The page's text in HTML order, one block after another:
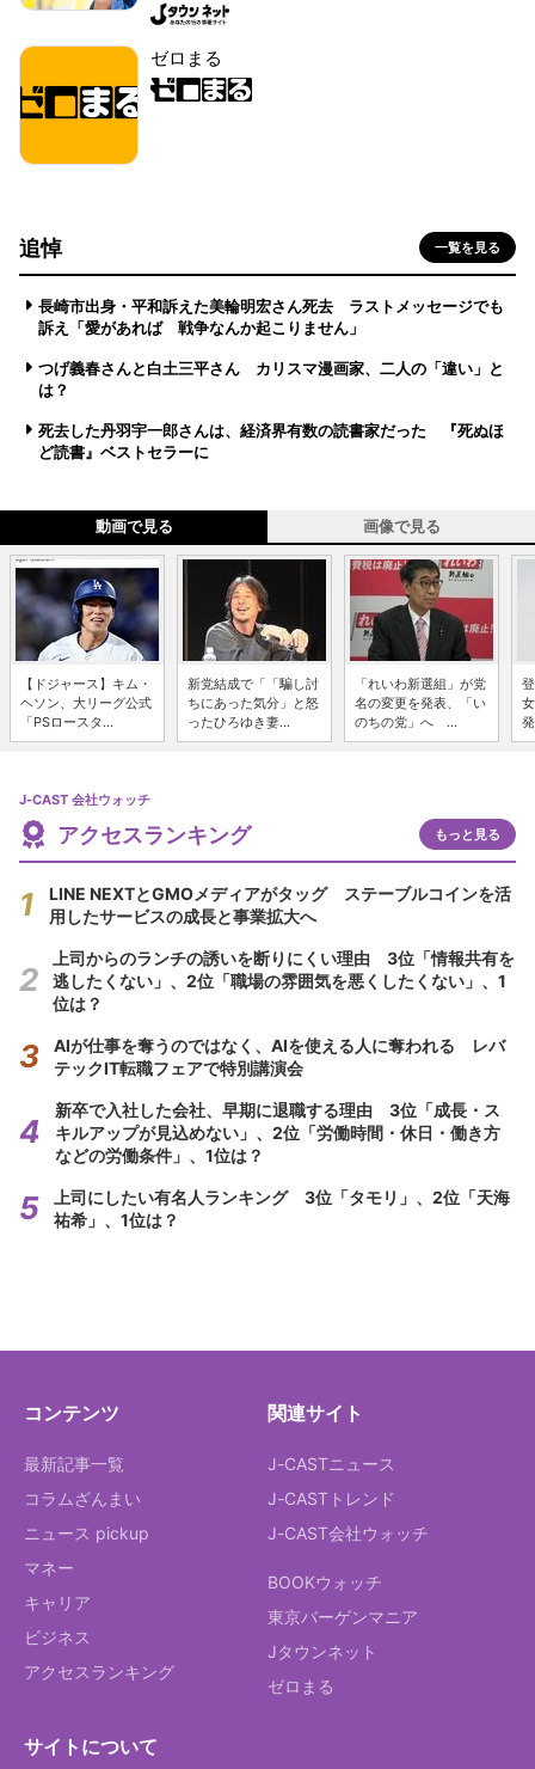
ゼロまる
追悼 一覧を見る
長崎市出身・平和訴えた美輪明宏さん死去 ラストメッセージでも
訴え「愛があれば 戦争なんか起こりません」
つげ義春さんと白土三平さん カリスマ漫画家、二人の「違い」と
は？
死去した丹羽宇一郎さんは、経済界有数の読書家だった 『死ぬほ
ど読書』ベストセラーに
動画で見る 画像で見る
【ドジャース】キム・
ヘソン、大リーグ公式
「PSロースタ...
新党結成で「「騙し討
ちにあった気分」と怒
ったひろゆき妻...
「れいわ新選組」が党
名の変更を発表、「い
のちの党」へ ...
J-CAST 会社ウォッチ
アクセスランキング もっと見る
LINE NEXTとGMOメディアがタッグ ステーブルコインを活
用したサービスの成長と事業拡大へ
上司からのランチの誘いを断りにくい理由 3位「情報共有を
逃したくない」、2位「職場の雰囲気を悪くしたくない」、1
位は？
AIが仕事を奪うのではなく、AIを使える人に奪われる レバ
テックIT転職フェアで特別講演会
新卒で入社した会社、早期に退職する理由 3位「成長・ス
キルアップが見込めない」、2位「労働時間・休日・働き方
などの労働条件」、1位は？
上司にしたい有名人ランキング 3位「タモリ」、2位「天海
祐希」、1位は？
コンテンツ
最新記事一覧
コラムざんまい
ニュース pickup
マネー
キャリア
ビジネス
アクセスランキング
関連サイト
J-CASTニュース
J-CASTトレンド
J-CAST会社ウォッチ
BOOKウォッチ
東京バーゲンマニア
Jタウンネット
ゼロまる
サイトについて